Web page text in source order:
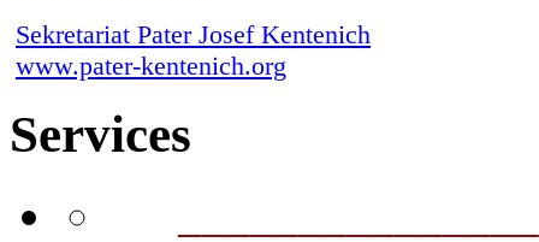
Sekretariat Pater Josef Kentenich
www.pater-kentenich.org
Services